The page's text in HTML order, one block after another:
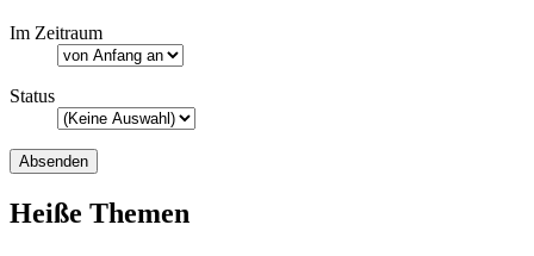
Im Zeitraum
Status
Heiße Themen